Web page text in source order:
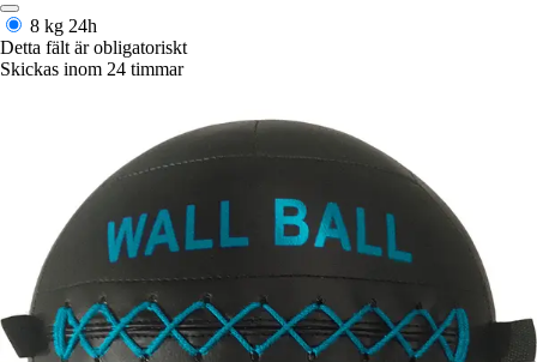
8 kg 24h
Detta fält är obligatoriskt
Skickas inom 24 timmar